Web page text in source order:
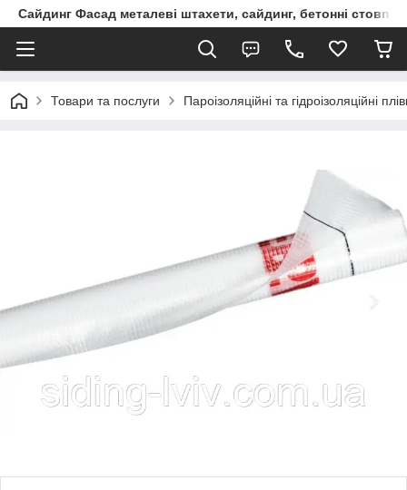
Сайдинг Фасад металеві штахети, сайдинг, бетонні
Товари та послуги Пароізоляційні та гідроізоляційні